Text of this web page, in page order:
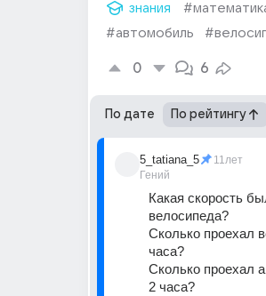
знания
#автомобиль
0 6
По дате По рейтингу
5_tatiana_5
Гений
11лет
Какая скорость
велосипеда?
Сколько проехал
часа?
Сколько проехал
2 часа?